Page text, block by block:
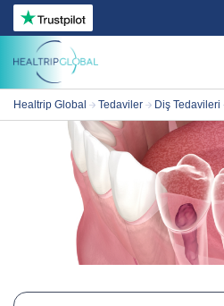
Tedaviler
- Estetik Cerrahi
- Saç Tedavileri
- Diş Tedavileri
- Metabolik Cerrahi
- Göz Hastalıkları
Healtrip Global Tedaviler Diş Tedavileri